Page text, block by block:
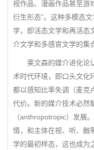
视作品、漫画作品甚至游
衍生形态”。这种多模态
学，即活态文学和再活态
介文学和多感官文学的集
莱文森的媒介进化论认
术时代环境，即口头文化
都以感知比率失调（麦克
代价。新的媒介技术必然
（anthropotropic）发展
情，和主体在视、听、触
学的最初样态，这也成为